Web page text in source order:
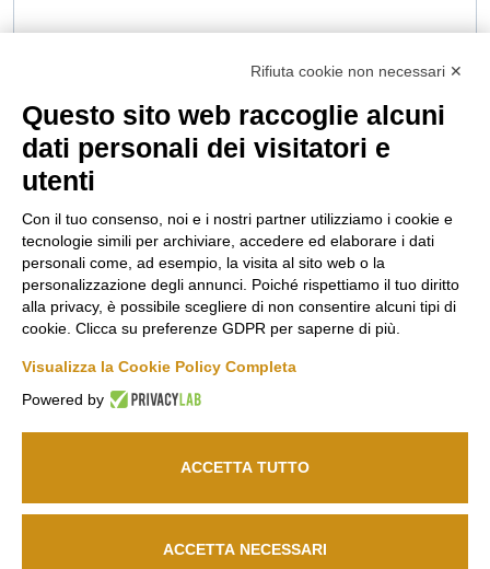
Marco
Felluga
Via Gorizia, 121
34072 Gradisca
d’Isonzo (GO)
T.+39 048199164
info@marcofelluga.it
rp@marcofelluga.it
Change Cookie
Russiz
Superiore
34070 Capriva del
Friuli (GO)
Ufficio T.+39 335
708 0590
Relais T. +39 331
663 6919
Area
Legale
Condizioni
Privacy Policy
Codice Etico
Cookie policy
Seguici
Rifiuta cookie non necessari ✕
Questo sito web raccoglie alcuni
dati personali dei visitatori e
utenti
Con il tuo consenso, noi e i nostri partner utilizziamo i cookie e
tecnologie simili per archiviare, accedere ed elaborare i dati
personali come, ad esempio, la visita al sito web o la
personalizzazione degli annunci. Poiché rispettiamo il tuo diritto
alla privacy, è possibile scegliere di non consentire alcuni tipi di
cookie. Clicca su preferenze GDPR per saperne di più.
Visualizza la Cookie Policy Completa
Powered by
ACCETTA TUTTO
ACCETTA NECESSARI